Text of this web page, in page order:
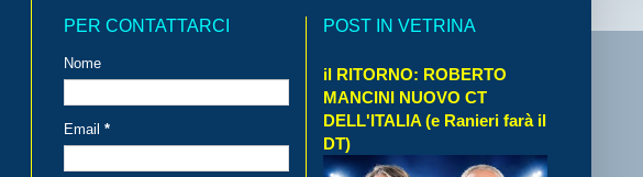
PER CONTATTARCI
Nome
Email *
POST IN VETRINA
il RITORNO: ROBERTO
MANCINI NUOVO CT
DELL'ITALIA (e Ranieri farà il
DT)